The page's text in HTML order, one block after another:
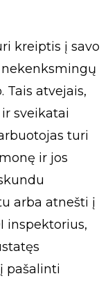
kreiptis į savo
Tais atvejais,
sveikatai
turi
ir jos
arba atnešti į
inspektorius,
pašalinti